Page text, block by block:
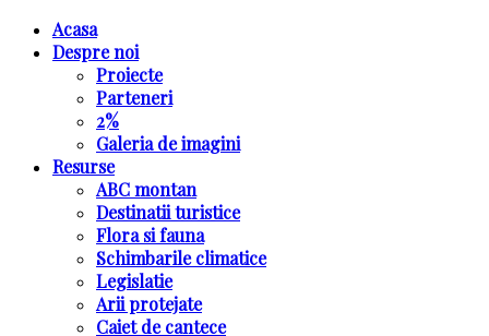
Acasa
Despre noi
Proiecte
Parteneri
2%
Galeria de imagini
Resurse
ABC montan
Destinatii turistice
Flora si fauna
Schimbarile climatice
Legislatie
Arii protejate
Caiet de cantece